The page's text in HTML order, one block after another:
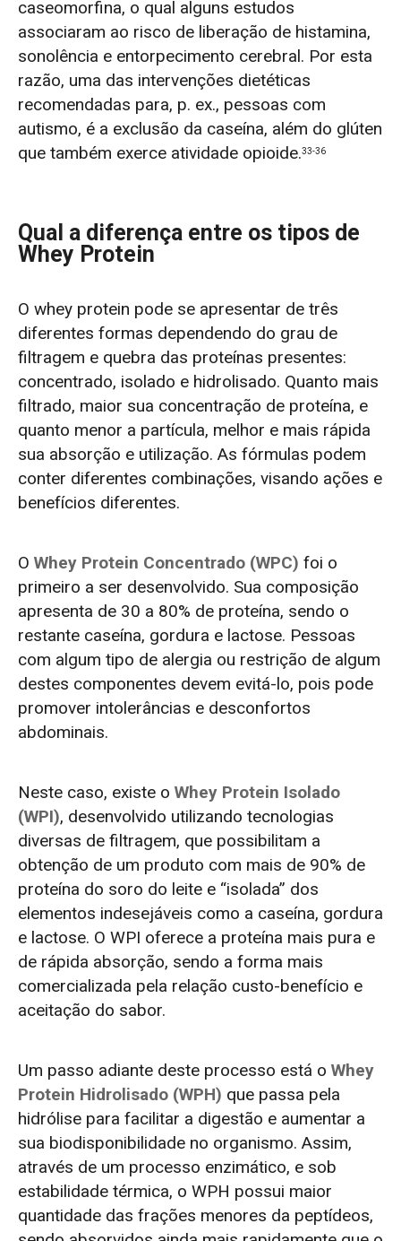
caseomorfina, o qual alguns estudos
associaram ao risco de liberação de histamina,
sonolência e entorpecimento cerebral. Por esta
razão, uma das intervenções dietéticas
recomendadas para, p. ex., pessoas com
autismo, é a exclusão da caseína, além do glúten
que também exerce atividade opioide.33-36
Qual a diferença entre os tipos de
Whey Protein
O whey protein pode se apresentar de três
diferentes formas dependendo do grau de
filtragem e quebra das proteínas presentes:
concentrado, isolado e hidrolisado. Quanto mais
filtrado, maior sua concentração de proteína, e
quanto menor a partícula, melhor e mais rápida
sua absorção e utilização. As fórmulas podem
conter diferentes combinações, visando ações e
benefícios diferentes.
O Whey Protein Concentrado (WPC) foi o
primeiro a ser desenvolvido. Sua composição
apresenta de 30 a 80% de proteína, sendo o
restante caseína, gordura e lactose. Pessoas
com algum tipo de alergia ou restrição de algum
destes componentes devem evitá-lo, pois pode
promover intolerâncias e desconfortos
abdominais.
Neste caso, existe o Whey Protein Isolado
(WPI), desenvolvido utilizando tecnologias
diversas de filtragem, que possibilitam a
obtenção de um produto com mais de 90% de
proteína do soro do leite e “isolada” dos
elementos indesejáveis como a caseína, gordura
e lactose. O WPI oferece a proteína mais pura e
de rápida absorção, sendo a forma mais
comercializada pela relação custo-benefício e
aceitação do sabor.
Um passo adiante deste processo está o Whey
Protein Hidrolisado (WPH) que passa pela
hidrólise para facilitar a digestão e aumentar a
sua biodisponibilidade no organismo. Assim,
através de um processo enzimático, e sob
estabilidade térmica, o WPH possui maior
quantidade das frações menores da peptídeos,